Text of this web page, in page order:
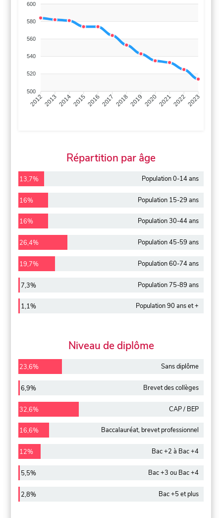
600
580
560
540
520
500
201220132014201520162017 20182019 2020202120222023
Répartition par âge
13,7% Population 0-14 ans
16% Population 15-29 ans
16% Population 30-44 ans
26,4% Population 45-59 ans
19,7% Population 60-74 ans
7,3% Population 75-89 ans
1,1% Population 90 ans et +
Niveau de diplôme
23,6% Sans diplôme
6,9% Brevet des collèges
32,6% CAP / BEP
16,6% Baccalauréat, brevet professionnel
12% Bac +2 à Bac +4
5,5% Bac +3 ou Bac +4
2,8% Bac +5 et plus